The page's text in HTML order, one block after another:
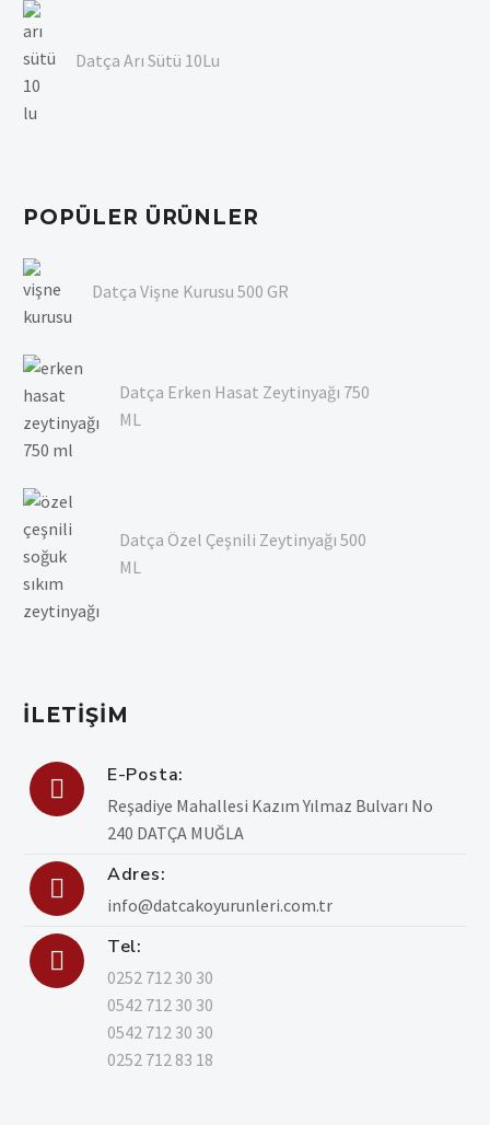
Datça Arı Sütü 10Lu
POPÜLER ÜRÜNLER
Datça Vişne Kurusu 500 GR
Datça Erken Hasat Zeytinyağı 750
ML
Datça Özel Çeşnili Zeytinyağı 500
ML
İLETIŞIM
 E-Posta:
Reşadiye Mahallesi Kazım Yılmaz Bulvarı No
240 DATÇA MUĞLA
 Adres:
info@datcakoyurunleri.com.tr
 Tel:
0252 712 30 30
0542 712 30 30
0542 712 30 30
0252 712 83 18